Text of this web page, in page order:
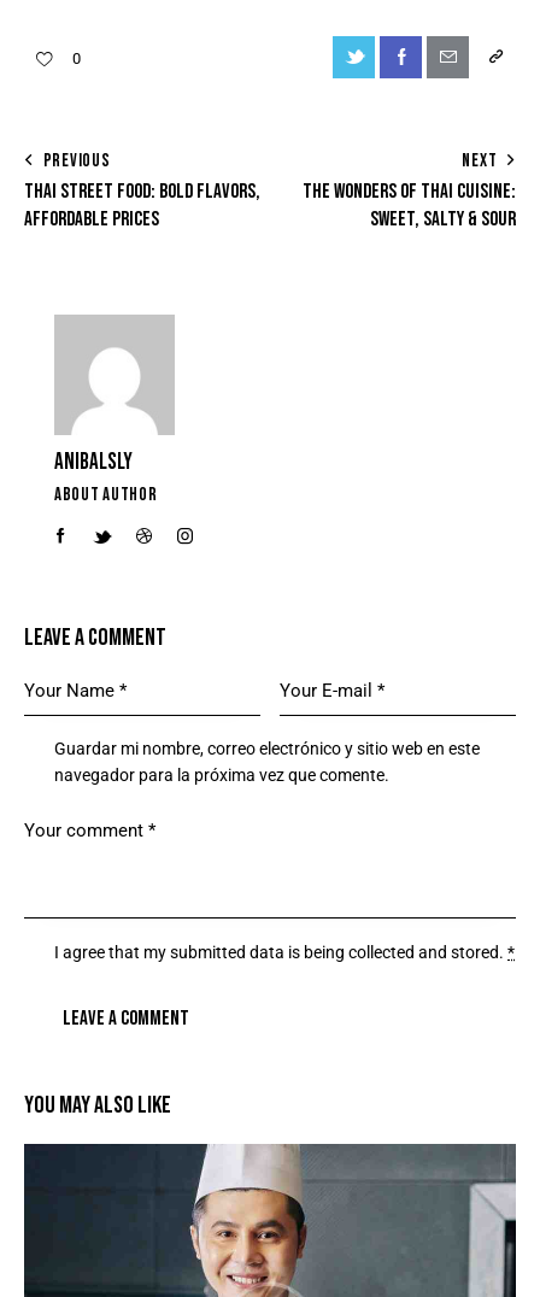
0
PREVIOUS
THAI STREET FOOD: BOLD FLAVORS,
AFFORDABLE PRICES
NEXT
THE WONDERS OF THAI CUISINE:
SWEET, SALTY & SOUR
ANIBALSLY
ABOUT AUTHOR
LEAVE A COMMENT
Guardar mi nombre, correo electrónico y sitio web en este
navegador para la próxima vez que comente.
I agree that my submitted data is beingcollected and stored.*
YOU MAY ALSO LIKE